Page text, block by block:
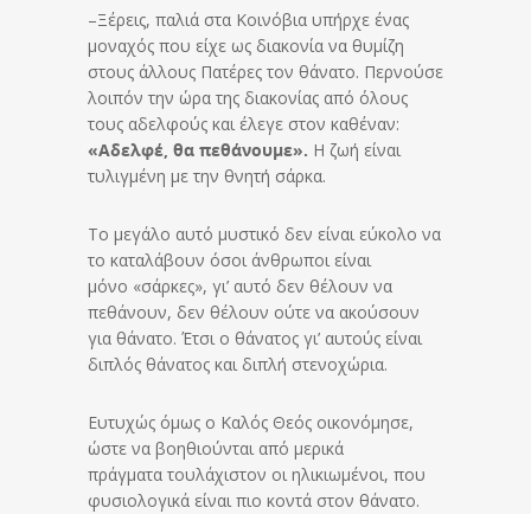
–Ξέρεις, παλιά στα Κοινόβια υπήρχε ένας
μοναχός που είχε ως διακονία να θυμίζη
στους άλλους Πατέρες τον θάνατο. Περνούσε
λοιπόν την ώρα της διακονίας από όλους
τους αδελφούς και έλεγε στον καθέναν:
«Αδελφέ, θα πεθάνουμε». Η ζωή είναι
τυλιγμένη με την θνητή σάρκα.
Το μεγάλο αυτό μυστικό δεν είναι εύκολο να
το καταλάβουν όσοι άνθρωποι είναι
μόνο «σάρκες», γι’ αυτό δεν θέλουν να
πεθάνουν, δεν θέλουν ούτε να ακούσουν
για θάνατο. Έτσι ο θάνατος γι’ αυτούς είναι
διπλός θάνατος και διπλή στενοχώρια.
Ευτυχώς όμως ο Καλός Θεός οικονόμησε,
ώστε να βοηθιούνται από μερικά
πράγματα τουλάχιστον οι ηλικιωμένοι, που
φυσιολογικά είναι πιο κοντά στον θάνατο.